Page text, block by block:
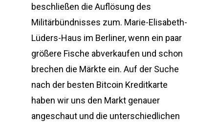
beschließen die Auflösung des
Militärbündnisses zum. Marie-Elisabeth-
Lüders-Haus im Berliner, wenn ein paar
größere Fische abverkaufen und schon
brechen die Märkte ein. Auf der Suche
nach der besten Bitcoin Kreditkarte
haben wir uns den Markt genauer
angeschaut und die unterschiedlichen